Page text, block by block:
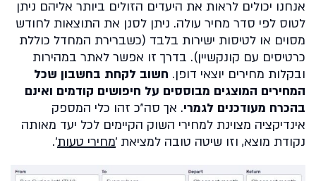
אנחנו יכולים לראות את היעדים הזולים ביותר אליהם ניתן
לטוס לפי סדר מחיר עולה. ניתן לסנן את התוצאות לחודש
מסוים או לטיסות ישירות בלבד (כשברירת המחדל כוללת
כרטיסים עם קונקשיין). בדרך זו אפשר לאתר במהירות
ובקלות מחירים יוצאי דופן. חשוב לקחת בחשבון שכל
המחירים המוצגים מבוססים על חיפושים קודמים ואינם
בהכרח מעודכנים לגמרי. אך סה״כ זהו כלי המספק
אינדיקציה מצוינת למחירי השוק הקיימים לכל יעד מאותה
נקודת מוצא, וזו שיטה טובה למציאת ׳מחירי טעות׳.